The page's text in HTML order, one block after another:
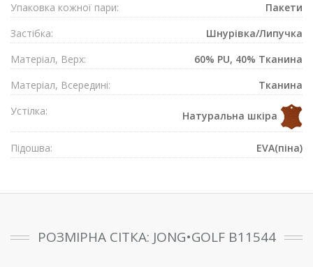
Упаковка кожної пари:
Пакети
Застібка:
Шнурівка/Липучка
Матеріал, Верх:
60% PU, 40% Тканина
Матеріал, Всередині:
Тканина
Устілка:
Натуральна шкіра
Підошва: EVA(піна)
РОЗМІРНА СІТКА: JONG•GOLF B11544